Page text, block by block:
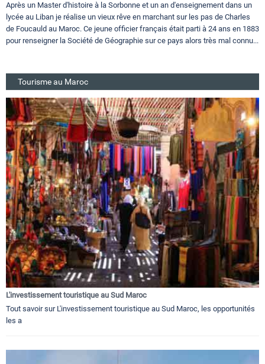
Après un Master d'histoire à la Sorbonne et un an d'enseignement dans un
lycée au Liban je réalise un vieux rêve en marchant sur les pas de Charles
de Foucauld au Maroc. Ce jeune officier français était parti à 24 ans en 1883
pour renseigner la Société de Géographie sur ce pays alors très mal connu...
Tourisme au Maroc
L'investissement touristique au Sud Maroc
Tout savoir sur L'investissement touristique au Sud Maroc, les opportunités
les a